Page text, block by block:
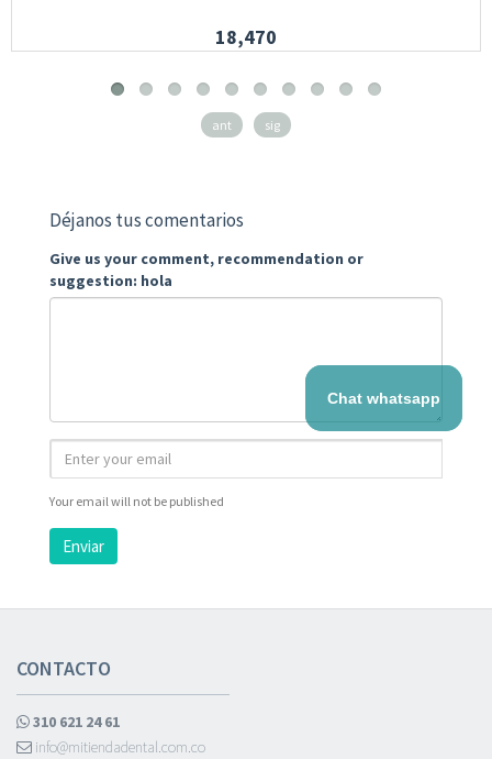
18,470
ant sig
Déjanos tus comentarios
Give us your comment, recommendation or
suggestion: hola
Your email will not be published
Enviar
CONTACTO
310 621 24 61
info@mitiendadental.com.co
Chat whatsapp